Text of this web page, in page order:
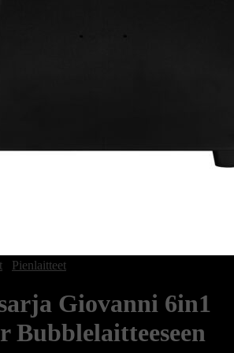
Pienlaitteet
Giovanni 6in1
Bubblelaitteeseen